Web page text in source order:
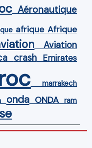
Aéronautique
afrique Afrique
Aviation
crash Emirates
marrakech
onda ONDA ram